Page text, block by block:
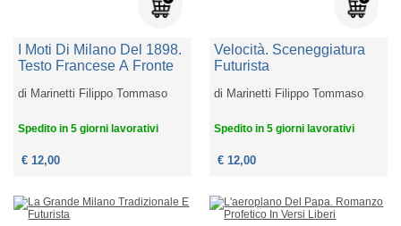
I Moti Di Milano Del 1898.
Testo Francese A Fronte
di Marinetti Filippo Tommaso
Spedito in 5 giorni lavorativi
€ 12,00
Velocità. Sceneggiatura
Futurista
di Marinetti Filippo Tommaso
Spedito in 5 giorni lavorativi
€ 12,00